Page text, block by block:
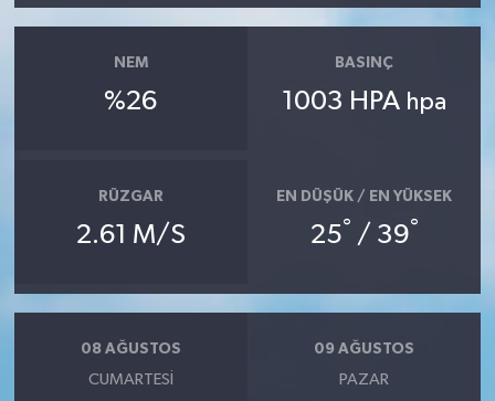
NEM
%26
BASINÇ
1003 HPA hpa
RÜZGAR
2.61 M/S
EN DÜŞÜK / EN YÜKSEK
25° / 39°
08 AĞUSTOS
CUMARTESI
09 AĞUSTOS
PAZAR